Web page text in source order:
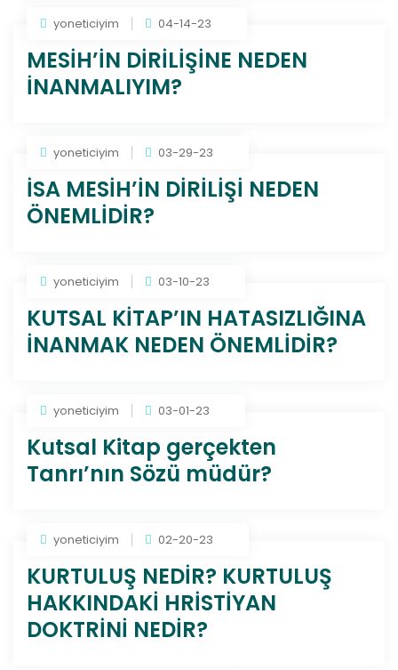
yoneticiyim 04-14-23
MESİH’İN DİRİLİŞİNE NEDEN
İNANMALIYIM?
yoneticiyim 03-29-23
İSA MESİH’İN DİRİLİŞİ NEDEN
ÖNEMLİDİR?
yoneticiyim 03-10-23
KUTSAL KİTAP’IN HATASIZLIĞINA
İNANMAK NEDEN ÖNEMLİDİR?
yoneticiyim 03-01-23
Kutsal Kitap gerçekten
Tanrı’nın Sözü müdür?
yoneticiyim 02-20-23
KURTULUŞ NEDİR? KURTULUŞ
HAKKINDAKİ HRİSTİYAN
DOKTRİNİ NEDİR?